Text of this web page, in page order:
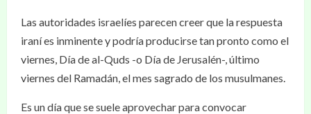
Las autoridades israelíes parecen creer que la respuesta
iraní es inminente y podría producirse tan pronto como el
viernes, Día de al-Quds -o Día de Jerusalén-, último
viernes del Ramadán, el mes sagrado de los musulmanes.
Es un día que se suele aprovechar para convocar